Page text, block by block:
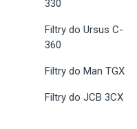
330
Filtry do Ursus C-
360
Filtry do Man TGX
Filtry do JCB 3CX